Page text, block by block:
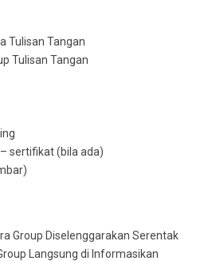
Tulisan Tangan
Tulisan Tangan
sertifikat (bila ada)
Group Diselenggarakan Serentak
Langsung di Informasikan